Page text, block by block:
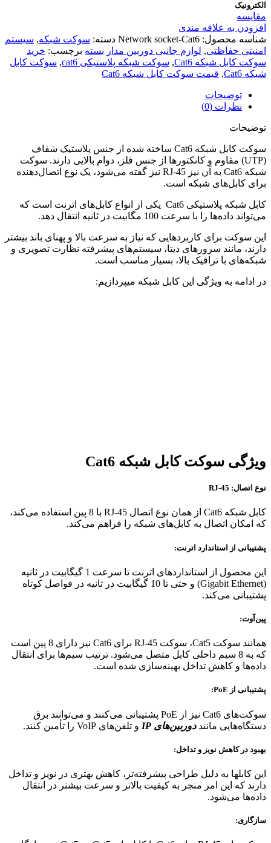
الکترونیک
مقایسه
افزودن به علاقه مندی
شناسه محصول: Network socket-Cat6 دسته: سوکت شبکه, سیستم
امنیتی حفاظتی, لوازم جانبی دوربین مدار بسته برچسب: خرید
سوکت کابل شبکه Cat6
, سوکت شبکه پلاستیکی cat6 , سوکت کابل
شبکه Cat6
, قیمت سوکت کابل شبکه Cat6
توضیحات
نظرات (0)
توضیحات
سوکت کابل شبکه Cat6 ساخته شده از جنس پلاستیک شفاف
(UTP) مقاوم و کانکتورها از جنس فلز، دوام بالایی دارند. سوکت
شبکه Cat6 به آن نیز RJ-45 نیز گفته می‌شود، یک نوع اتصال‌دهنده
برای کابل‌های شبکه است.
کابل شبکه پلاستیکی Cat6 یکی از انواع کابل‌های اترنت است که
می‌تواند داده‌ها را با سرعت 100 مگابیت در ثانیه انتقال دهد.
این سوکت برای کاربردهایی که نیاز به سرعت بالا و پهنای باند بیشتر
دارند، مانند سرورهای دیتا، سیستم‌های پیشرفته نظارت تصویری و
شبکه‌های با ترافیک بالا، بسیار مناسب است.
در ادامه به ویژگی این کابل شبکه میپردازیم:
ویژگی سوکت کابل شبکه Cat6
نوع اتصال: RJ-45
کابل شبکه Cat6 از همان نوع اتصال RJ-45 با 8 پین استفاده می‌کند،
که امکان اتصال به کابل‌های شبکه را فراهم می‌کند.
پشتیبانی از استاندارد اترنت:
این محصول از استانداردهای اترنت تا سرعت 1 گیگابیت در ثانیه
(Gigabit Ethernet) و حتی تا 10 گیگابیت در ثانیه در فواصل کوتاه
پشتیبانی می‌کند.
پین‌آوت:
همانند سوکت Cat5، سوکت RJ-45 برای Cat6 نیز دارای 8 پین است
که به 8 سیم داخلی کابل متصل می‌شود. ترتیب سیم‌ها برای انتقال
داده‌ها و کاهش تداخل بهینه‌سازی شده است.
پشتیبانی از PoE:
سوکت‌های Cat6 نیز از PoE پشتیبانی می‌کنند و می‌توانند برق
دستگاه‌هایی ماننددوربین‌های IP و تلفن‌های VoIP را تأمین کنند.
بهبود در کاهش نویز و تداخل:
این کابلها به دلیل طراحی پیشرفته‌تر، کاهش بهتری در نویز و تداخل
دارند که این امر منجر به کیفیت بالاتر و سرعت بیشتر در انتقال
داده‌ها می‌شود.
سازگاری: